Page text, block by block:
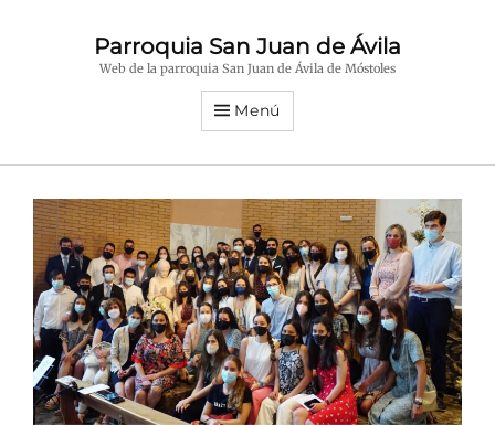
Parroquia San Juan de Ávila
Web de la parroquia San Juan de Ávila de Móstoles
Menú